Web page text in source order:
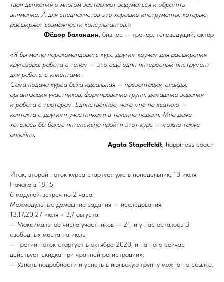
твои движения о многом заставляют задуматься и обратить
внимание. А для специалистов это хорошие инструменты, которые
расширяют возможности консультантов.»
Фёдор Баландин , бизнес — тренер, телеведущий, актёр
«Я бы могла порекомендовать курс другим коучам для расширения
кругозора: работа с телом — это ещё один интересный инструмент
для работы с клиентами.
Сама подача курса была идеальная — презентация, слайды,
организация участников, формирование групп, домашние задания
и работа с тьютором. Единственное, чего мне не хватило —
контакта с другими участниками в течение недели. Мне даже
хотелось бы более интенсивно пройти этот курс — можно также
онлайн».
Аgata Stapelfeldt , happiness coach
Итак, второй поток курса стартует уже в понедельник, 13 июля.
Начало в 18:15.
6 модулей-встреч по 2 часа.
Межмодульные домашние задания — исследования.
13,17,20,27 июля и 3,7 августа.
— Максимальное число участников — 21, и у нас осталось 3
свободных места на июль.
— Третий поток стартует в октябре 2020, и на него сейчас
действует скидка при «ранней регистрации».
— Узнать подробности и успеть в июльскую группу можно по ссылке.